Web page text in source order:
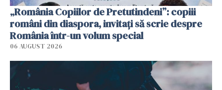
„România Copiilor de Pretutindeni”: copiii
români din diaspora, invitați să scrie despre
România într-un volum special
06 AUGUST 2026